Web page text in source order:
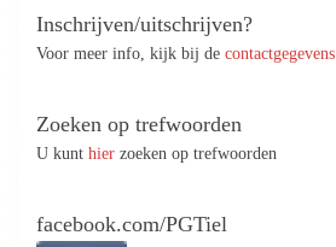
Inschrijven/uitschrijven?
Voor meer info, kijk bij de contactgegevens
Zoeken op trefwoorden
U kunt hier zoeken op trefwoorden
facebook.com/PGTiel